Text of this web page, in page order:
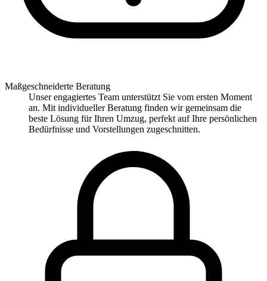
Maßgeschneiderte Beratung
Unser engagiertes Team unterstützt Sie vom ersten Moment
an. Mit individueller Beratung finden wir gemeinsam die
beste Lösung für Ihren Umzug, perfekt auf Ihre persönlichen
Bedürfnisse und Vorstellungen zugeschnitten.